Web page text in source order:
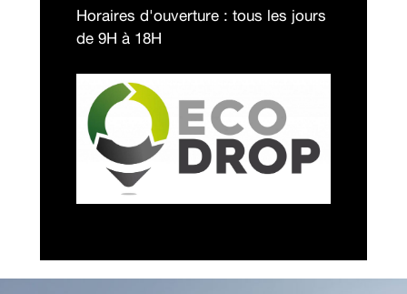
Horaires d'ouverture : tous les jours
de 9H à 18H